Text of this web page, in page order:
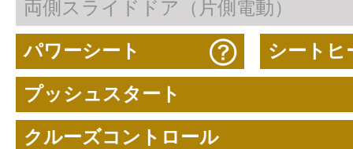
両側スライドドア（片側電動）
パワーシート シートヒ
プッシュスタート
クルーズコントロール